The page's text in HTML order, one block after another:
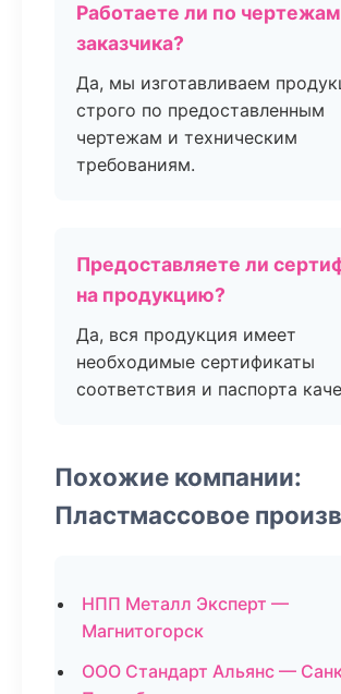
Работаете ли по чертежам
заказчика?
Да, мы изготавливаем
строго по предоставленным
чертежам и техническим
требованиям.
Предоставляете ли
на продукцию?
Да, вся продукция имеет
необходимые сертификаты
соответствия и паспорта
Похожие компании:
Пластмассовое
НПП Металл Эксперт —
Магнитогорск
ООО Стандарт Альянс —